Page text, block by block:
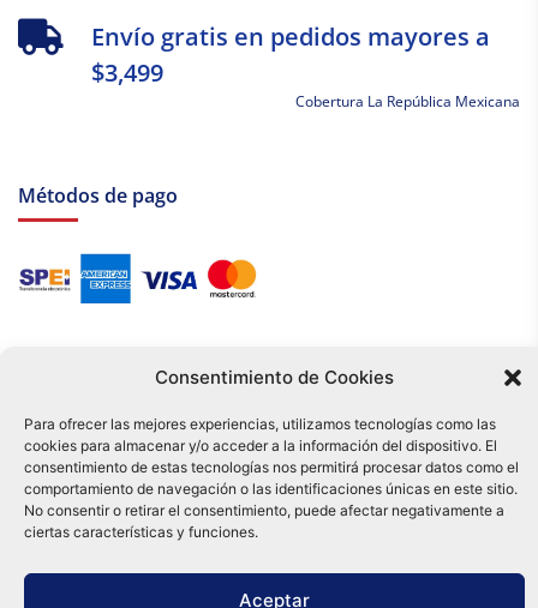
Consentimiento de Cookies
Para ofrecer las mejores experiencias, utilizamos tecnologías como las
cookies para almacenar y/o acceder a la información del dispositivo. El
consentimiento de estas tecnologías nos permitirá procesar datos como el
comportamiento de navegación o las identificaciones únicas en este sitio.
No consentir o retirar el consentimiento, puede afectar negativamente a
ciertas características y funciones.
Aceptar
Envío gratis en pedidos mayores a
$3,499
Cobertura La República Mexicana
Métodos de pago
Tu compra es respaldada por nuestro certificado SSL y operada bajo las
mejores prácticas de seguridad.
Distribuidora Tamex - México
e-commerce